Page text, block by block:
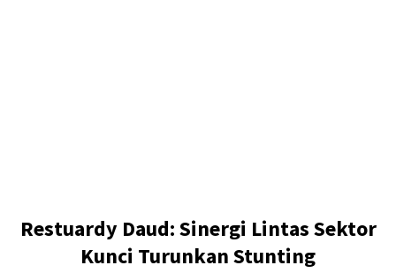
Restuardy Daud: Sinergi Lintas Sektor
Kunci Turunkan Stunting